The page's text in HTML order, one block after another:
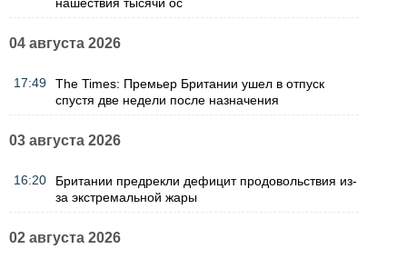
04 августа 2026
17:49
The Times: Премьер Британии ушел в отпуск
спустя две недели после назначения
03 августа 2026
16:20
Британии предрекли дефицит продовольствия из-
за экстремальной жары
02 августа 2026